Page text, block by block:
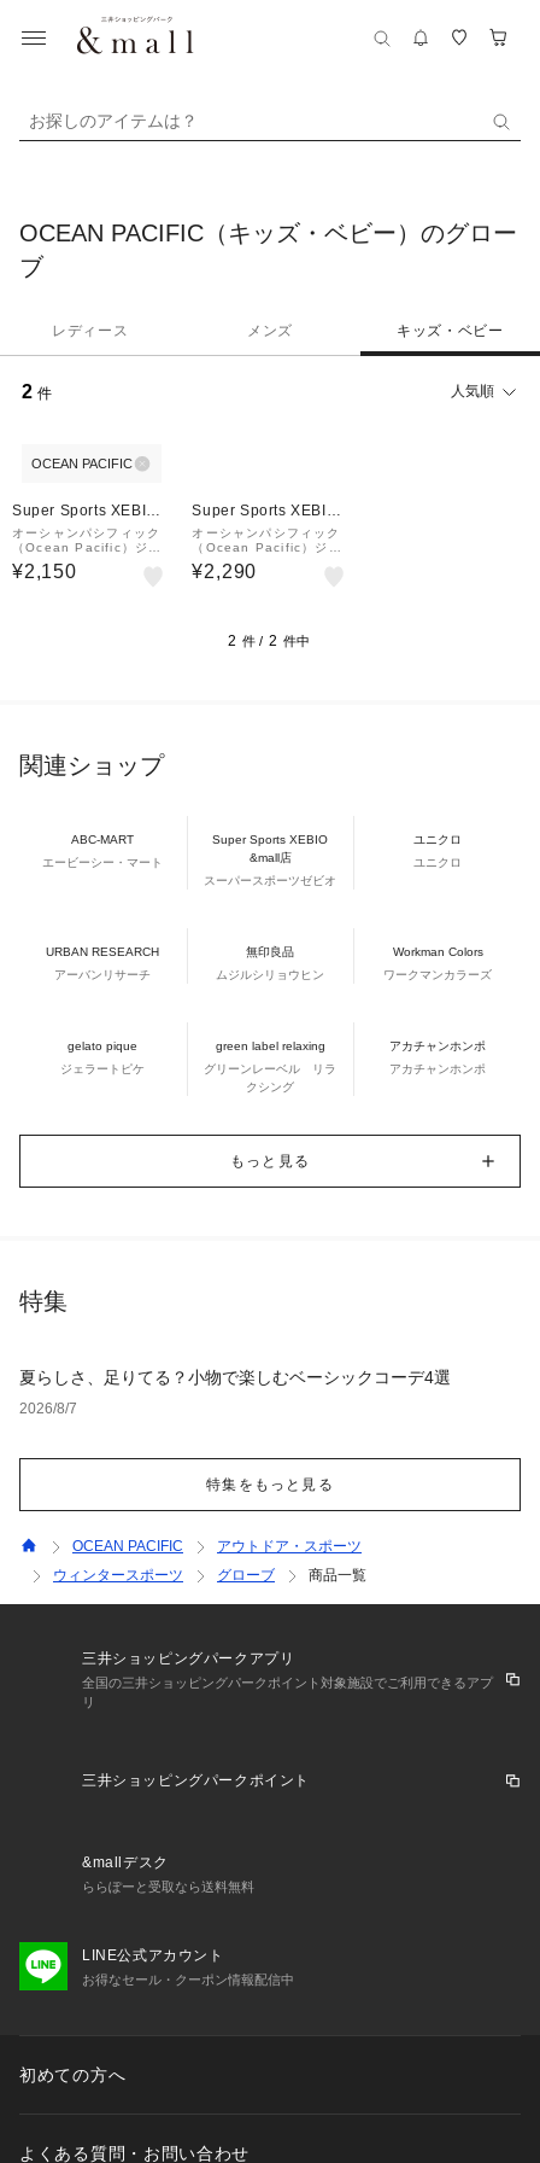
お探しのアイテムは？
OCEAN PACIFIC（キッズ・ベビー）のグロー
ブ
レディース メンズ キッズ・ベビー
2 件 人気順
OCEAN PACIFIC
Super Sports XEBIO
&mall店
オーシャンパシフィック
（Ocean Pacific）ジュ
ニア 子供 スキーグロー
ブ スノボ グローブ 防寒
¥2,150
Super Sports XEBIO
&mall店
オーシャンパシフィック
（Ocean Pacific）ジュ
ニア 子供 スキーグロー
ブ スノボ グローブ 雪遊
¥2,290
2 件 / 2 件中
関連ショップ
ABC-MART
エービーシー・マート
Super Sports XEBIO
&mall店
スーパースポーツゼビオ
ユニクロ
ユニクロ
URBAN RESEARCH
アーバンリサーチ
無印良品
ムジルシリョウヒン
Workman Colors
ワークマンカラーズ
gelato pique
ジェラートピケ
green label relaxing
グリーンレーベル リラ
クシング
アカチャンホンポ
アカチャンホンポ
もっと見る
特集
夏らしさ、足りてる？小物で楽しむベーシックコーデ4選
2026/8/7
特集をもっと見る
OCEAN PACIFIC
アウトドア・スポーツ
ウィンタースポーツ
グローブ 商品一覧
三井ショッピングパークアプリ
全国の三井ショッピングパークポイント対象施設でご利用できるアプ
リ
三井ショッピングパークポイント
&mallデスク
ららぽーと受取なら送料無料
LINE公式アカウント
お得なセール・クーポン情報配信中
初めての方へ
よくある質問・お問い合わせ